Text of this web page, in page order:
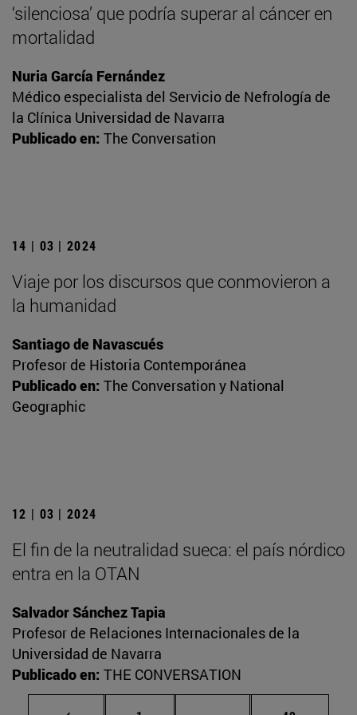
‘silenciosa’ que podría superar al cáncer en
mortalidad
Nuria García Fernández
Médico especialista del Servicio de Nefrología de
la Clínica Universidad de Navarra
Publicado en: The Conversation
14 | 03 | 2024
Viaje por los discursos que conmovieron a
la humanidad
Santiago de Navascués
Profesor de Historia Contemporánea
Publicado en: The Conversation y National
Geographic
12 | 03 | 2024
El fin de la neutralidad sueca: el país nórdico
entra en la OTAN
Salvador Sánchez Tapia
Profesor de Relaciones Internacionales de la
Universidad de Navarra
Publicado en: THE CONVERSATION